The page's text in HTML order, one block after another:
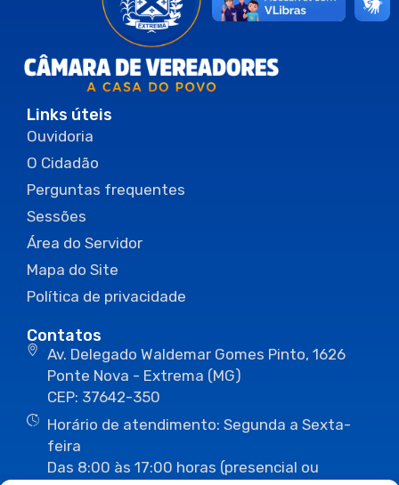
Links úteis
Ouvidoria
O Cidadão
Perguntas frequentes
Sessões
Área do Servidor
Mapa do Site
Política de privacidade
Contatos
Av. Delegado Waldemar Gomes Pinto, 1626
Ponte Nova - Extrema (MG)
CEP: 37642-350
Horário de atendimento: Segunda a Sexta-
feira
Das 8:00 às 17:00 horas (presencial ou